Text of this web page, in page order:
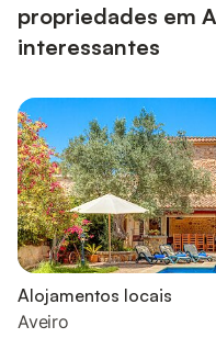
propriedades em
interessantes
Alojamentos locais
Aveiro